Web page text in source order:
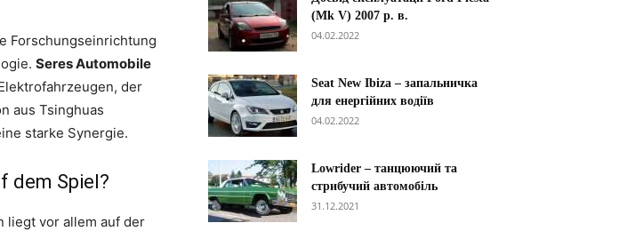
Forschungseinrichtung
Seres Automobile
der
aus Tsinghuas
starke Synergie.
dem Spiel?
liegt vor allem auf der
(Mk V) 2007 р. в.
04.02.2022
Seat New Ibiza – запальничка
для енергійних водіїв
04.02.2022
Lowrider – танцюючий та
стрибучий автомобіль
31.12.2021